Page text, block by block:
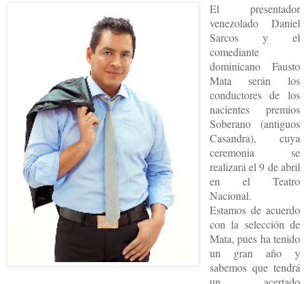
El presentador
venezolado Daniel
Sarcos y el
comediante
dominicano Fausto
Mata serán los
conductores de los
nacientes premios
Soberano (antiguos
Casandra), cuya
ceremonia se
realizará el 9 de abril
en el Teatro
Nacional.
Estamos de acuerdo
con la selección de
Mata, pues ha tenido
un gran año y
sabemos que tendrá